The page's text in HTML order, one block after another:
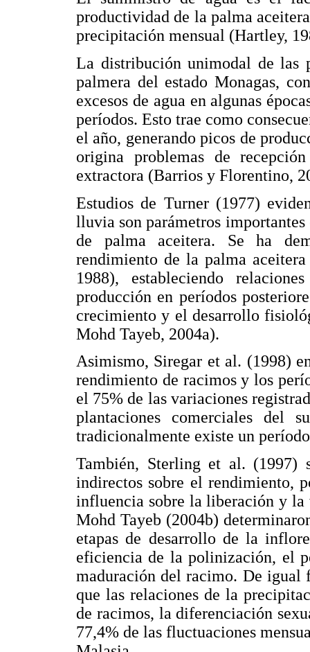
productividad de la palma
precipitación mensual (Hartley,
La distribución unimodal de las
palmera del estado Monagas,
excesos de agua en algunas
períodos. Esto trae como
el año, generando picos de
origina problemas de
extractora (Barrios y Florentino,
Estudios de Turner (1977)
lluvia son parámetros importantes
de palma aceitera. Se ha
rendimiento de la palma
1988), estableciendo
producción en períodos
crecimiento y el desarrollo
Mohd Tayeb, 2004a).
Asimismo, Siregar et al. (1998)
rendimiento de racimos y los
el 75% de las variaciones
plantaciones comerciales del
tradicionalmente existe un
También, Sterling et al. (1997)
indirectos sobre el rendimiento,
influencia sobre la liberación y
Mohd Tayeb (2004b)
etapas de desarrollo de la
eficiencia de la polinización, el
maduración del racimo. De igual
que las relaciones de la
de racimos, la diferenciación
77,4% de las fluctuaciones